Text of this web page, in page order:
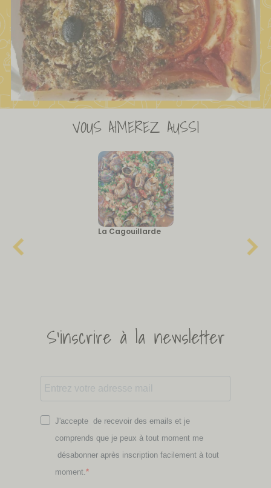
VOUS AIMEREZ AUSSI
La Cagouillarde
S'inscrire à la newsletter
J'accepte de recevoir des emails et je
comprends que je peux à tout moment me
désabonner après inscription facilement à tout
moment.